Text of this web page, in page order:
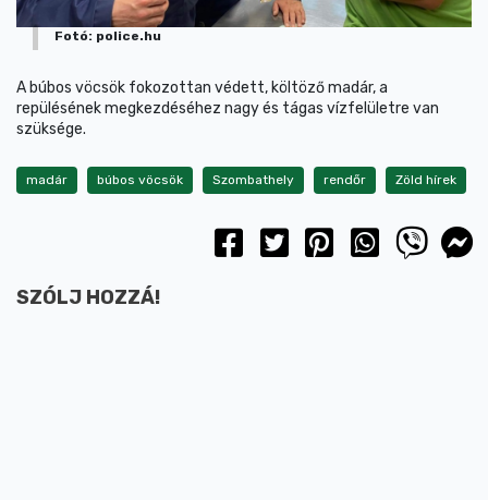
Fotó: police.hu
A búbos vöcsök fokozottan védett, költöző madár, a
repülésének megkezdéséhez nagy és tágas vízfelületre van
szüksége.
madár búbos vöcsök Szombathely rendőr Zöld hírek
SZÓLJ HOZZÁ!